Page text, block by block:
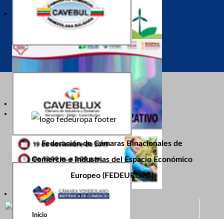
Federación de Cámaras Binacionales de
Comercio e Industrias del Espacio Económico
Europeo (FEDEUROPA)
Inicio